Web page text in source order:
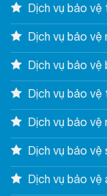
Dịch vụ bảo vệ
Dịch vụ bảo vệ
Dịch vụ bảo vệ
Dịch vụ bảo vệ
Dịch vụ bảo vệ
Dịch vụ bảo vệ
Dịch vụ bảo vệ